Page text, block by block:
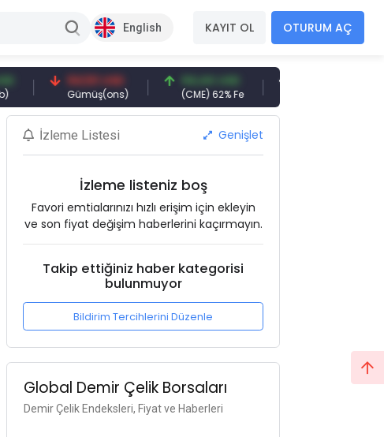
English KAYIT OL OTURUM AÇ
94,50 USD
Gümüş(ons)
94,44 USD
(CME) 62% Fe
377,25 USD
Gemi Söküm
İzleme Listesi Genişlet
İzleme listeniz boş
Favori emtialarınızı hızlı erişim için ekleyin
ve son fiyat değişim haberlerini kaçırmayın.
Takip ettiğiniz haber kategorisi
bulunmuyor
Bildirim Tercihlerini Düzenle
Global Demir Çelik Borsaları
Demir Çelik Endeksleri, Fiyat ve Haberleri